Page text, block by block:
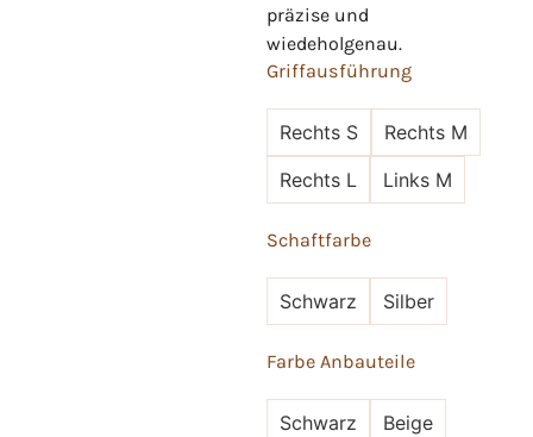
präzise und
wiedeholgenau.
Griffausführung
Rechts S
Rechts M
Rechts L
Links M
Schaftfarbe
Schwarz Silber
Farbe Anbauteile
Schwarz
Beige